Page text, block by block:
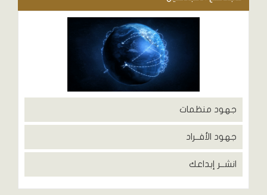
جهود منظمات
جهود الأفــراد
انشــر إبداعك